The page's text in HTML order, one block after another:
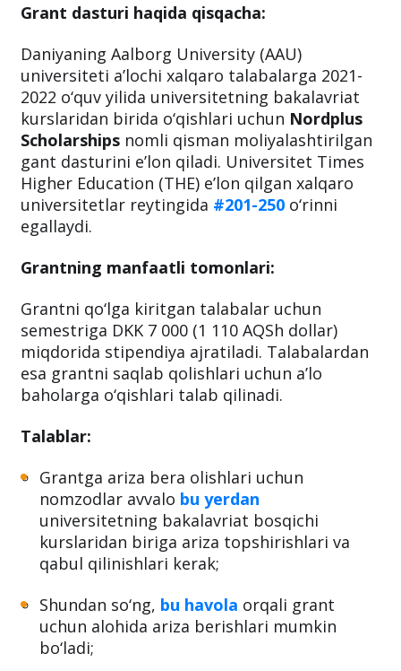
Grant dasturi haqida qisqacha:
Daniyaning Aalborg University (AAU)
universiteti a’lochi xalqaro talabalarga 2021-
2022 o‘quv yilida universitetning bakalavriat
kurslaridan birida o‘qishlari uchun Nordplus
Scholarships nomli qisman moliyalashtirilgan
gant dasturini e’lon qiladi. Universitet Times
Higher Education (THE) e’lon qilgan xalqaro
universitetlar reytingida #201-250 o‘rinni
egallaydi.
Grantning manfaatli tomonlari:
Grantni qo‘lga kiritgan talabalar uchun
semestriga DKK 7 000 (1 110 AQSh dollar)
miqdorida stipendiya ajratiladi. Talabalardan
esa grantni saqlab qolishlari uchun a’lo
baholarga o‘qishlari talab qilinadi.
Talablar:
Grantga ariza bera olishlari uchun
nomzodlar avvalo bu yerdan
universitetning bakalavriat bosqichi
kurslaridan biriga ariza topshirishlari va
qabul qilinishlari kerak;
Shundan so‘ng, bu havola orqali grant
uchun alohida ariza berishlari mumkin
bo‘ladi;